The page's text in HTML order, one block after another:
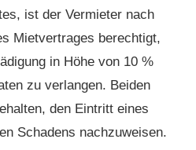
ist der Vermieter nach
Mietvertrages berechtigt,
in Höhe von 10 %
zu verlangen. Beiden
den Eintritt eines
Schadens nachzuweisen.